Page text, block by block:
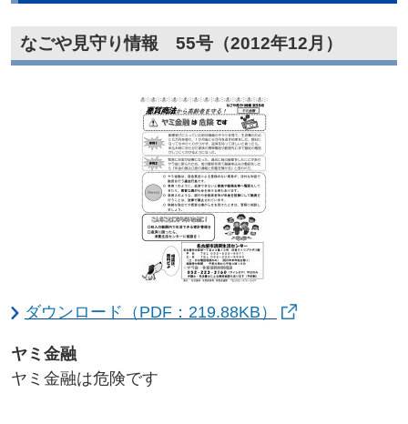
なごや見守り情報 55号（2012年12月）
ダウンロード（PDF：219.88KB）
ヤミ金融
ヤミ金融は危険です